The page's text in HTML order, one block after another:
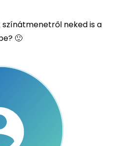
színátmenetről neked is a
🙂